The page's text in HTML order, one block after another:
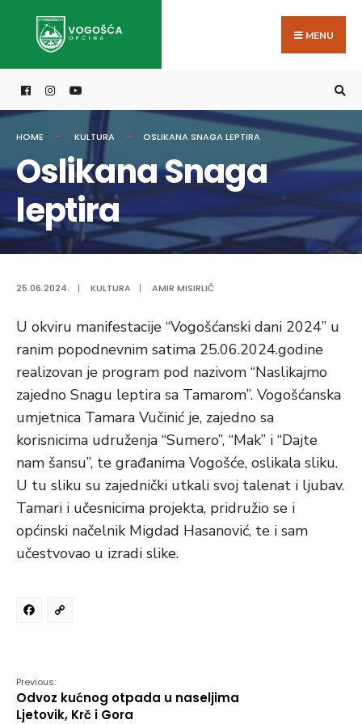
MENU
HOME KULTURA OSLIKANA SNAGA LEPTIRA
Oslikana Snaga
leptira
25.06.2024. | KULTURA | AMIR MISIRLIĆ
U okviru manifestacije “Vogošćanski dani 2024” u
ranim popodnevnim satima 25.06.2024.godine
realizovan je program pod nazivom “Naslikajmo
zajedno Snagu leptira sa Tamarom”. Vogošćanska
umjetnica Tamara Vučinić je, zajedno sa
korisnicima udruženja “Sumero”, “Mak” i “Dajte
nam šansu”, te građanima Vogošće, oslikala sliku.
U tu sliku su zajednički utkali svoj talenat i ljubav.
Tamari i učesnicima projekta, pridružio se i
općinski načelnik Migdad Hasanović, te i sam
učestvovao u izradi slike.
Facebook
Previous:
Odvoz kućnog otpada u naseljima
Ljetovik, Krč i Gora
for: